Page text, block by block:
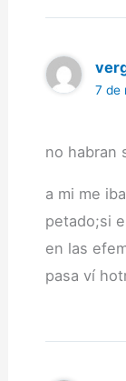
7 de
no habran
a mi me
petado;si
en las
pasa ví